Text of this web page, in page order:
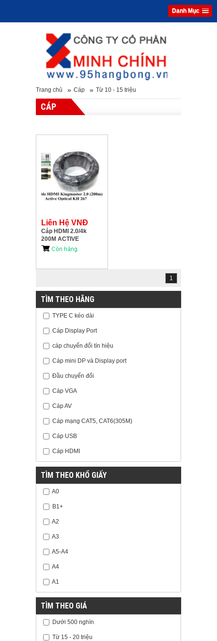
Danh Mục
Trang chủ » Cáp » Từ 10 - 15 triệu
CÁP
Liên Hệ VNĐ
Cáp HDMI 2.0/4k
200M ACTIVE
OPTICAL
1
TÌM THEO HÃNG
TYPE C kéo dài
Cáp Display Port
cáp chuyển đổi tín hiệu
Cáp mini DP và Display port
Đầu chuyển đổi
Cáp VGA
Cáp AV
Cáp mạng CAT5, CAT6(305M)
Cáp USB
Cáp HDMI
TÌM THEO KHỔ GIẤY
A0
B1+
A2
A3
A5-A4
A4
A1
TÌM THEO GIÁ
Dưới 500 nghìn
Từ 15 - 20 triệu